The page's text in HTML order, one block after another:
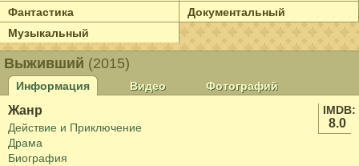
Фантастика
Документальный
Музыкальный
Выживший (2015)
Информация Видео
Фотографий
IMDB:
8.0
Жанр
Действие и Приключение
Драма
Биография